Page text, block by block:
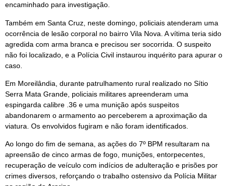
encaminhado para investigação.
Também em Santa Cruz, neste domingo, policiais atenderam uma
ocorrência de lesão corporal no bairro Vila Nova. A vítima teria sido
agredida com arma branca e precisou ser socorrida. O suspeito
não foi localizado, e a Polícia Civil instaurou inquérito para apurar o
caso.
Em Moreilândia, durante patrulhamento rural realizado no Sítio
Serra Mata Grande, policiais militares apreenderam uma
espingarda calibre .36 e uma munição após suspeitos
abandonarem o armamento ao perceberem a aproximação da
viatura. Os envolvidos fugiram e não foram identificados.
Ao longo do fim de semana, as ações do 7º BPM resultaram na
apreensão de cinco armas de fogo, munições, entorpecentes,
recuperação de veículo com indícios de adulteração e prisões por
crimes diversos, reforçando o trabalho ostensivo da Polícia Militar